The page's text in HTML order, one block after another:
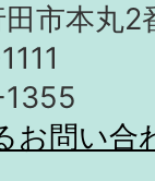
市本丸2
お問い合